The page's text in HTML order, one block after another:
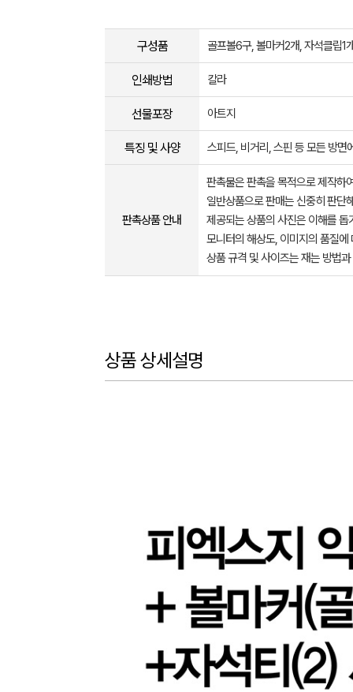
구성품 골프볼6구, 볼마커2개, 자석클립1
인쇄방법 칼라
선물포장 아트지
특징 및 사양 스피드, 비거리, 스핀 등 모든 방
판촉상품 안내
판촉물은 판촉을 목적으로 제작하
일반상품으로 판매는 신중히 판단
제공되는 상품의 사진은 이해를
모니터의 해상도, 이미지의 품질
상품 규격 및 사이즈는 재는 방법
상품 상세설명